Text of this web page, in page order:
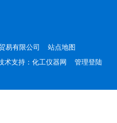
易有限公司 站点地图
支持： 化工仪器网 管理登陆